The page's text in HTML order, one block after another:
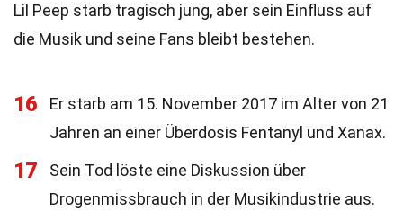
Lil Peep starb tragisch jung, aber sein Einfluss auf
die Musik und seine Fans bleibt bestehen.
16
Er starb am 15. November 2017 im Alter von 21
Jahren an einer Überdosis Fentanyl und Xanax.
17
Sein Tod löste eine Diskussion über
Drogenmissbrauch in der Musikindustrie aus.